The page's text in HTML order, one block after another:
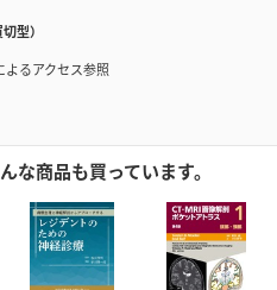
型）
るアクセス参照
な商品も買っています。